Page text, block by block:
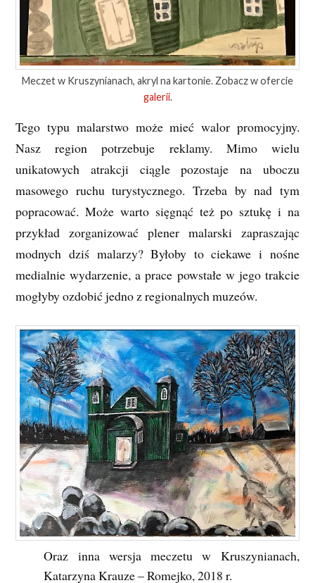
Meczet w Kruszynianach, akryl na kartonie. Zobacz w ofercie
galerii.
Tego typu malarstwo może mieć walor promocyjny.
Nasz region potrzebuje reklamy. Mimo wielu
unikatowych atrakcji ciągle pozostaje na uboczu
masowego ruchu turystycznego. Trzeba by nad tym
popracować. Może warto sięgnąć też po sztukę i na
przykład zorganizować plener malarski zapraszając
modnych dziś malarzy? Byłoby to ciekawe i nośne
medialnie wydarzenie, a prace powstałe w jego trakcie
mogłyby ozdobić jedno z regionalnych muzeów.
Oraz inna wersja meczetu w Kruszynianach,
Katarzyna Krauze – Romejko, 2018 r.